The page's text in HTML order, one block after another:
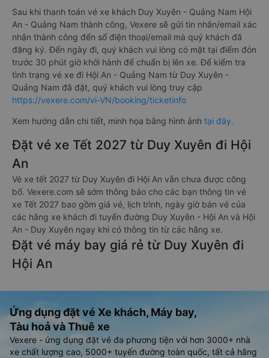
Sau khi thanh toán vé xe khách Duy Xuyên - Quảng Nam Hội
An - Quảng Nam thành công, Vexere sẽ gửi tin nhắn/email xác
nhận thành công đến số điện thoại/email mà quý khách đã
đăng ký. Đến ngày đi, quý khách vui lòng có mặt tại điểm đón
trước 30 phút giờ khởi hành để chuẩn bị lên xe. Để kiểm tra
tình trạng vé xe đi Hội An - Quảng Nam từ Duy Xuyên -
Quảng Nam đã đặt, quý khách vui lòng truy cập
https://vexere.com/vi-VN/booking/ticketinfo
Xem hướng dẫn chi tiết, minh họa bằng hình ảnh tại đây.
Đặt vé xe Tết 2027 từ Duy Xuyên đi Hội
An
Vé xe tết 2027 từ Duy Xuyên đi Hội An vẫn chưa được công
bố. Vexere.com sẽ sớm thông báo cho các bạn thông tin vé
xe Tết 2027 bao gồm giá vé, lịch trình, ngày giờ bán vé của
các hãng xe khách đi tuyến đường Duy Xuyên - Hội An và Hội
An - Duy Xuyên ngay khi có thông tin từ các hãng xe.
Đặt vé máy bay giá rẻ từ Duy Xuyên đi
Hội An
Ứng dụng đặt vé Xe khách, Máy bay,
Tàu hoả và Thuê xe
Vexere - ứng dụng đặt vé đa phương tiện với hơn 3000+ nhà
xe chất lượng cao, 5000+ tuyến đường toàn quốc, tất cả hãng